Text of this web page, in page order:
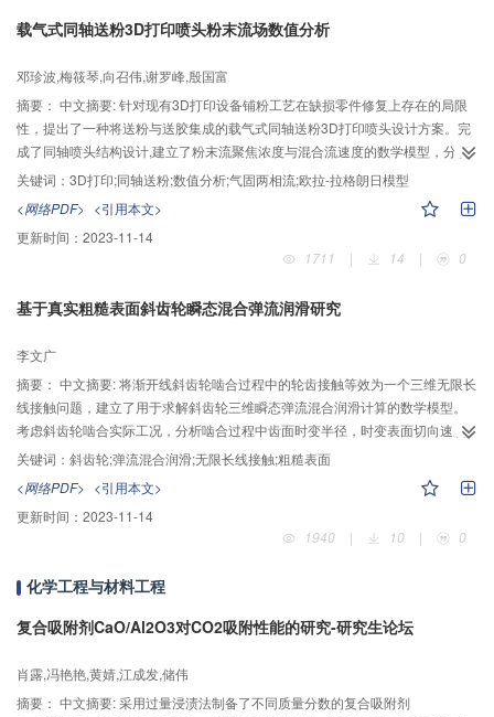
载气式同轴送粉3D打印喷头粉末流场数值分析
邓珍波,梅筱琴,向召伟,谢罗峰,殷国富
摘要： 中文摘要: 针对现有3D打印设备铺粉工艺在缺损零件修复上存在的局限
性，提出了一种将送粉与送胶集成的载气式同轴送粉3D打印喷头设计方案。完
成了同轴喷头结构设计,建立了粉末流聚焦浓度与混合流速度的数学模型，分析
了在固定流速和固定送气量时粉末流汇聚浓度与混合流速度沿轴向的变化。在
气固两相流理论基础上，建立欧拉-拉格朗日模型对载气式送粉喷头的气固双相
流进行了耦合计算，得到了不同粒径分布的两类粉末颗粒材料对特征参数的影
响。结果表明，简化数学模型与欧拉-拉格朗日模型结论一致：送气量、送粉量
以及颗粒特性主要影响粉末流聚焦浓度和传送速度，对聚焦焦距影响较小，聚
取，为优化粉同轴送粉喷头结构参数和零件成型参数提供了依据。
关键词： 3D打印;同轴送粉;数值分析;气固两相流;欧拉-拉格朗日模型
<网络PDF> <引用本文>
更新时间： 2023-11-14
1711
| 14 | 0
基于真实粗糙表面斜齿轮瞬态混合弹流润滑研究
李文广
摘要： 中文摘要: 将渐开线斜齿轮啮合过程中的轮齿接触等效为一个三维无限长
线接触问题，建立了用于求解斜齿轮三维瞬态弹流混合润滑计算的数学模型。
考虑斜齿轮啮合实际工况，分析啮合过程中齿面时变半径，时变表面切向速度
的变化等,引入真实的三维机械加工粗糙表面, 联合统一的Reynolds方程方法分
析了单个轮齿在整个啮合过程中三维瞬态弹流润滑完全数值解，讨论了光滑表
面和真实机械加工粗糙表面对轮齿啮合过程的膜厚和压力分布的影响，揭示了2
种机械加工表面的微观弹流润滑特性。结果表明：粗糙表面对齿轮润滑状况影
响显著，尤其在轮齿啮出过程中，严重的降低了齿轮间的润滑油膜厚度，使轮
比高，接触区域和接触负载小，故而润滑状况好。
关键词： 斜齿轮;弹流混合润滑;无限长线接触;粗糙表面
<网络PDF> <引用本文>
更新时间： 2023-11-14
1940
| 10 | 0
化学工程与材料工程
复合吸附剂CaO/Al2O3对CO2吸附性能的研究-研究生论坛
肖露,冯艳艳,黄婧,江成发,储伟
摘要： 中文摘要: 采用过量浸渍法制备了不同质量分数的复合吸附剂